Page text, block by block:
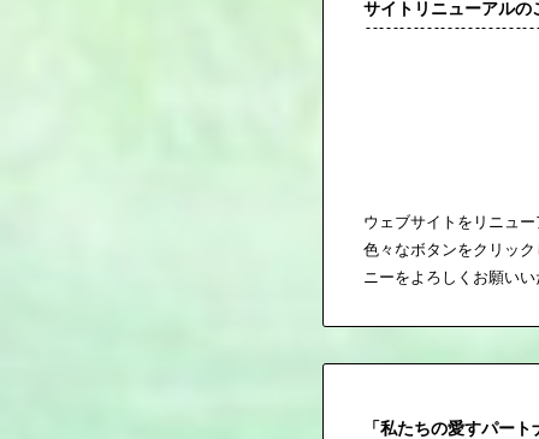
サイトリニューアルの
ウェブサイトをリニュ
色々なボタンをクリッ
ニーをよろしくお願い
「私たちの愛すパー